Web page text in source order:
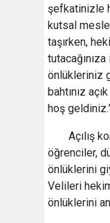
şefkatinizle
kutsal
taşırken,
önlükleriniz
bahtınız
hoş
Açılış
öğrenciler,
önlüklerini
Velileri
önlüklerini